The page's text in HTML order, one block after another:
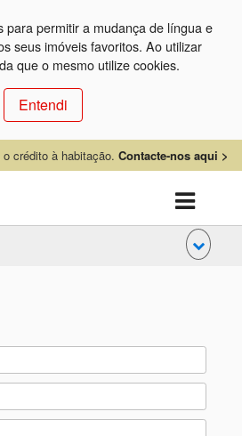
para permitir a mudança de língua e
seus imóveis favoritos. Ao utilizar
que o mesmo utilize cookies.
Entendi
crédito à habitação. Contacte-nos aqui >